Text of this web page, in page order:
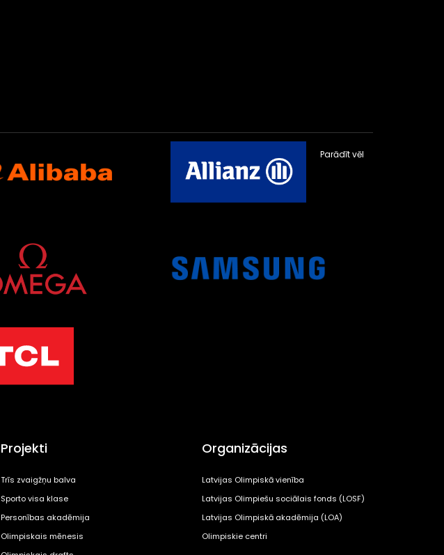
Parādīt vēl
Projekti
Trīs zvaigžņu balva
Sporto visa klase
Personības akadēmija
Olimpiskais mēnesis
Organizācijas
Latvijas Olimpiskā vienība
Latvijas Olimpiešu sociālais fonds (LOSF)
Latvijas Olimpiskā akadēmija (LOA)
Olimpiskie centri